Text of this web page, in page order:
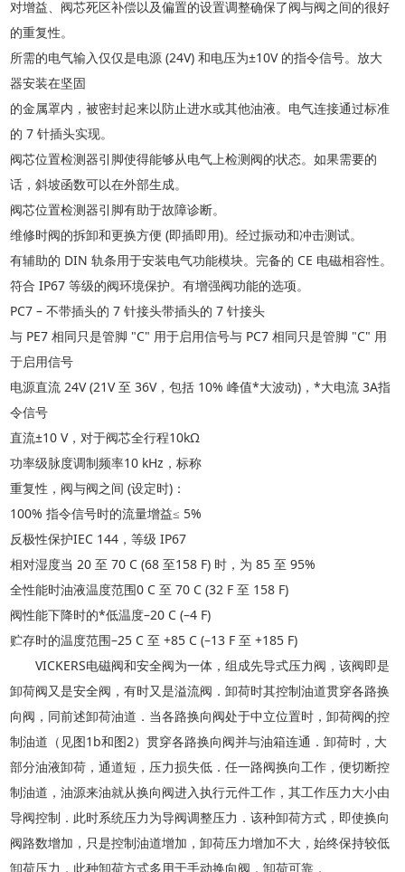
对增益、阀芯死区补偿以及偏置的设置调整确保了阀与阀之间的很好
的重复性。
所需的电气输入仅仅是电源 (24V) 和电压为±10V 的指令信号。放大
器安装在坚固
的金属罩内，被密封起来以防止进水或其他油液。电气连接通过标准
的 7 针插头实现。
阀芯位置检测器引脚使得能够从电气上检测阀的状态。如果需要的
话，斜坡函数可以在外部生成。
阀芯位置检测器引脚有助于故障诊断。
维修时阀的拆卸和更换方便 (即插即用)。经过振动和冲击测试。
有辅助的 DIN 轨条用于安装电气功能模块。完备的 CE 电磁相容性。
符合 IP67 等级的阀环境保护。有增强阀功能的选项。
PC7 – 不带插头的 7 针接头带插头的 7 针接头
与 PE7 相同只是管脚 "C" 用于启用信号与 PC7 相同只是管脚 "C" 用
于启用信号
电源直流 24V (21V 至 36V，包括 10% 峰值*大波动)，*大电流 3A指
令信号
直流±10 V，对于阀芯全行程10kΩ
功率级脉度调制频率10 kHz，标称
重复性，阀与阀之间 (设定时)：
100% 指令信号时的流量增益≤ 5%
反极性保护IEC 144，等级 IP67
相对湿度当 20 至 70 C (68 至158 F) 时，为 85 至 95%
全性能时油液温度范围0 C 至 70 C (32 F 至 158 F)
阀性能下降时的*低温度–20 C (–4 F)
贮存时的温度范围–25 C 至 +85 C (–13 F 至 +185 F)
VICKERS电磁阀和安全阀为一体，组成先导式压力阀，该阀即是
卸荷阀又是安全阀，有时又是溢流阀．卸荷时其控制油道贯穿各路换
向阀，同前述卸荷油道．当各路换向阀处于中立位置时，卸荷阀的控
制油道（见图1b和图2）贯穿各路换向阀并与油箱连通．卸荷时，大
部分油液卸荷，通道短，压力损失低．任一路阀换向工作，便切断控
制油道，油源来油就从换向阀进入执行元件工作，其工作压力大小由
导阀控制．此时系统压力为导阀调整压力．该种卸荷方式，即使换向
阀路数增加，只是控制油道增加，卸荷压力增加不大，始终保持较低
卸荷压力，此种卸荷方式多用于手动换向阀，卸荷可靠．